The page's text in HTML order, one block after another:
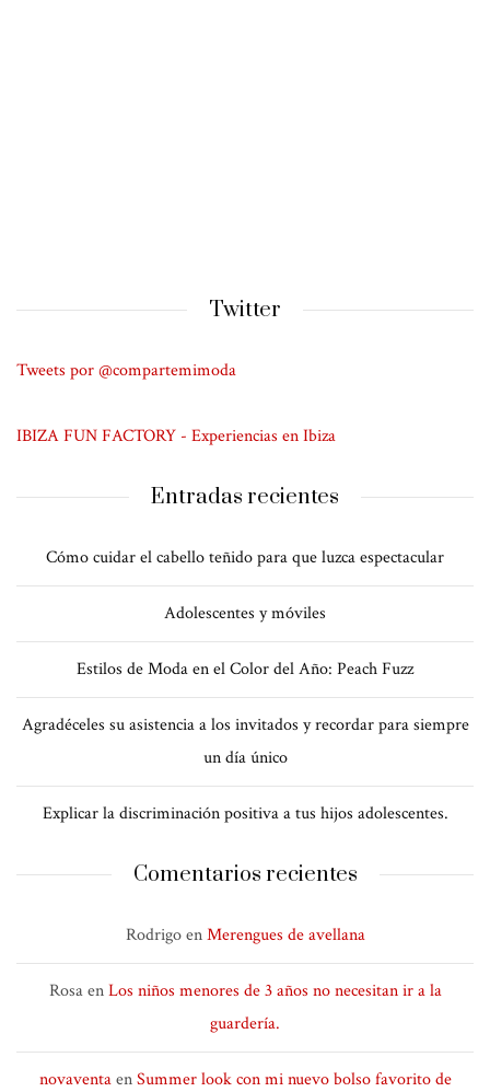
Twitter
Tweets por @compartemimoda
IBIZA FUN FACTORY - Experiencias en Ibiza
Entradas recientes
Cómo cuidar el cabello teñido para que luzca espectacular
Adolescentes y móviles
Estilos de Moda en el Color del Año: Peach Fuzz
Agradéceles su asistencia a los invitados y recordar para siempre
un día único
Explicar la discriminación positiva a tus hijos adolescentes.
Comentarios recientes
RodrigoenMerengues de avellana
RosaenLos niños menores de 3 años no necesitan ir a la
guardería.
novaventaenSummer look con mi nuevo bolso favorito de